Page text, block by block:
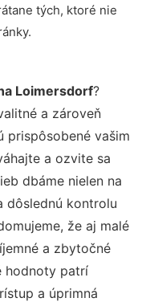
tých, ktoré nie
Loimersdorf?
a zároveň
prispôsobené vašim
a ozvite sa
dbáme nielen na
dôslednú kontrolu
že aj malé
a zbytočné
hodnoty patrí
a úprimná